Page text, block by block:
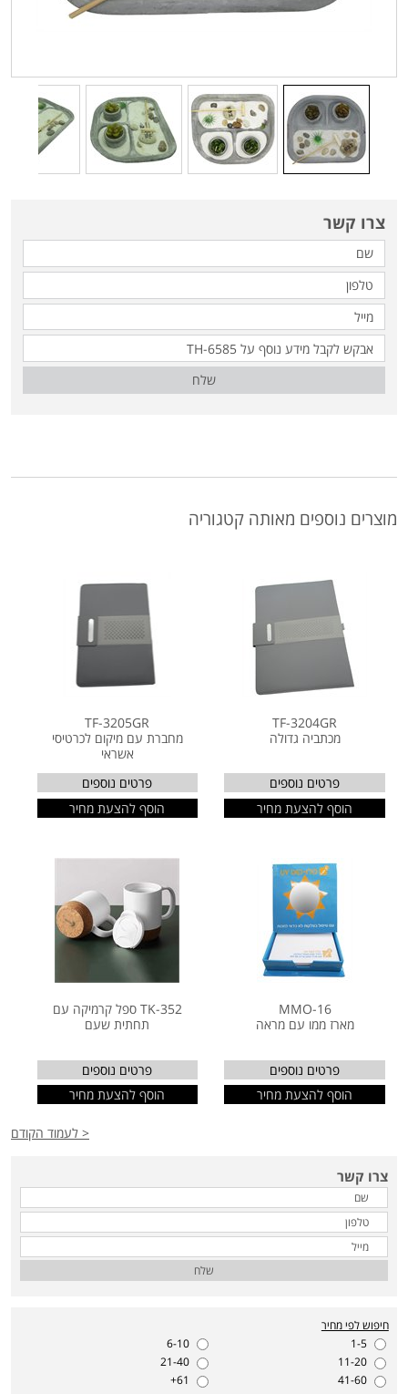
צרו קשר
שלח
מוצרים נוספים מאותה קטגוריה
TF-3204GR
מכתביה גדולה
פרטים נוספים
הוסף להצעת מחיר
TF-3205GR
מחברת עם מיקום לכרטיסי
אשראי
פרטים נוספים
הוסף להצעת מחיר
MMO-16
מארז ממו עם מראה
פרטים נוספים
הוסף להצעת מחיר
TK-352 ספל קרמיקה עם
תחתית שעם
פרטים נוספים
הוסף להצעת מחיר
< לעמוד הקודם
צרו קשר
שלח
חיפוש לפי מחיר
1-5
6-10
11-20
21-40
41-60
61+